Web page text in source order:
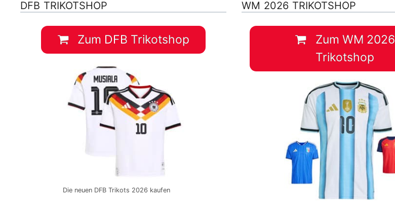
DFB TRIKOTSHOP
Zum DFB Trikotshop
Die neuen DFB Trikots 2026 kaufen
WM 2026 TRIKOTSHOP
Zum WM 2026
Trikotshop